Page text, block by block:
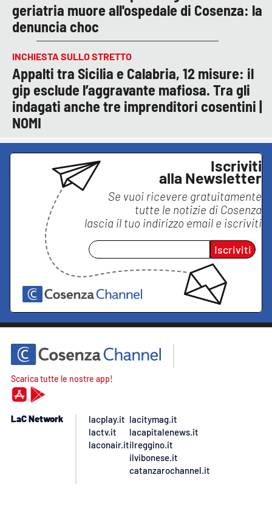
geriatria muore all'ospedale di Cosenza: la
denuncia choc
INCHIESTA SULLO STRETTO
Appalti tra Sicilia e Calabria, 12 misure: il
gip esclude l’aggravante mafiosa. Tra gli
indagati anche tre imprenditori cosentini |
NOMI
Iscriviti
alla Newsletter
Se vuoi ricevere gratuitamente
tutte le notizie di Cosenza
lascia il tuo indirizzo email e iscriviti
Iscriviti
Scarica tutte le nostre app!
LaC Network
lacplay.it
lactv.it
laconair.it
lacitymag.it
lacapitalenews.it
ilreggino.it
ilvibonese.it
catanzarochannel.it